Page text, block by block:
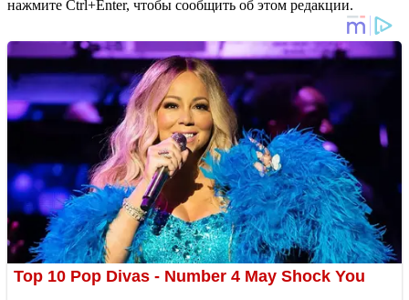
нажмите Ctrl+Enter, чтобы сообщить об этом редакции.